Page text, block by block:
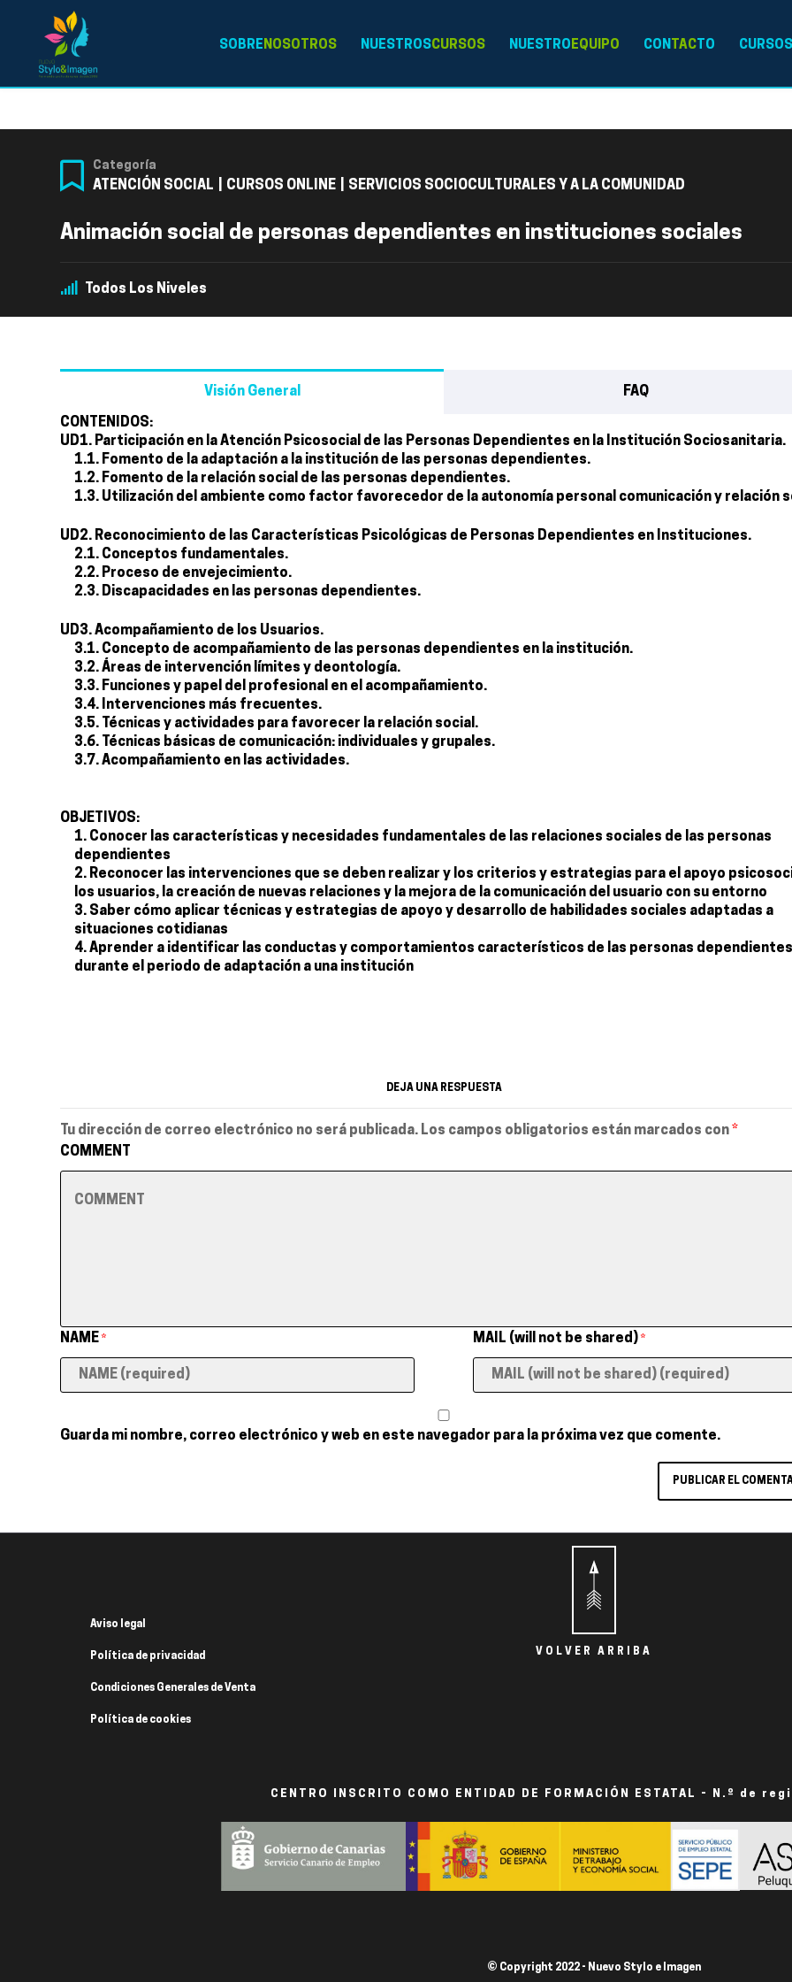
SOBRENOSOTROS NUESTROSCURSOS NUESTROEQUIPO CONTACTO CURSOS
Categoría
ATENCIÓN SOCIAL CURSOS ONLINE SERVICIOS SOCIOCULTURALES Y A LA COMUNIDAD
Animación social de personas dependientes en instituciones sociales
Todos Los Niveles
Visión General FAQ
CONTENIDOS:
UD1. Participación en la Atención Psicosocial de las Personas Dependientes en la Institución Sociosanitaria.
1.1. Fomento de la adaptación a la institución de las personas dependientes.
1.2. Fomento de la relación social de las personas dependientes.
1.3. Utilización del ambiente como factor favorecedor de la autonomía personal comunicación y relación
UD2. Reconocimiento de las Características Psicológicas de Personas Dependientes en Instituciones.
2.1. Conceptos fundamentales.
2.2. Proceso de envejecimiento.
2.3. Discapacidades en las personas dependientes.
UD3. Acompañamiento de los Usuarios.
3.1. Concepto de acompañamiento de las personas dependientes en la institución.
3.2. Áreas de intervención límites y deontología.
3.3. Funciones y papel del profesional en el acompañamiento.
3.4. Intervenciones más frecuentes.
3.5. Técnicas y actividades para favorecer la relación social.
3.6. Técnicas básicas de comunicación: individuales y grupales.
3.7. Acompañamiento en las actividades.
OBJETIVOS:
Conocer las características y necesidades fundamentales de las relaciones sociales de las personas
dependientes
Reconocer las intervenciones que se deben realizar y los criterios y estrategias para el apoyo
los usuarios, la creación de nuevas relaciones y la mejora de la comunicación del usuario con su entorno
Saber cómo aplicar técnicas y estrategias de apoyo y desarrollo de habilidades sociales adaptadas a
situaciones cotidianas
Aprender a identificar las conductas y comportamientos característicos de las personas dependientes
durante el periodo de adaptación a una institución
DEJA UNA RESPUESTA
Tu dirección de correo electrónico no será publicada. Los campos obligatorios están marcados con *
COMMENT
NAME * MAIL (will not be shared) *
Guarda mi nombre, correo electrónico y web en este navegador para la próxima vez que comente.
VOLVER ARRIBA
Aviso legal
Política de privacidad
Condiciones Generales de Venta
Política de cookies
CENTRO INSCRITO COMO ENTIDAD DE FORMACIÓN ESTATAL - N.º de
© Copyright 2022 - Nuevo Stylo e Imagen